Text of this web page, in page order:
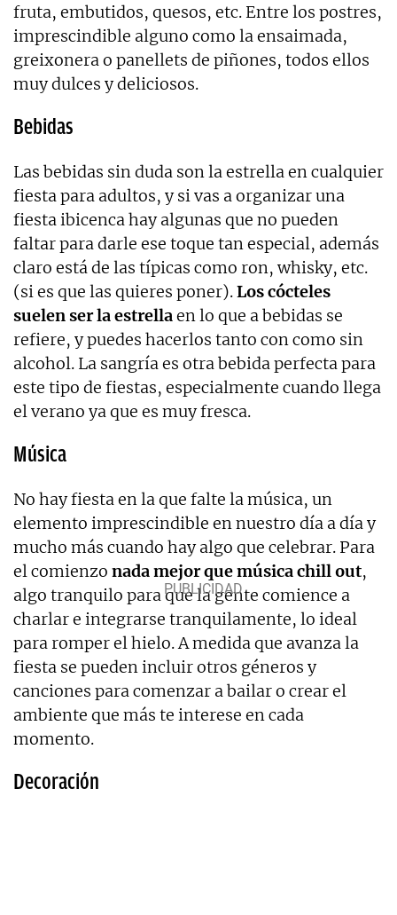
fruta, embutidos, quesos, etc. Entre los postres,
imprescindible alguno como la ensaimada,
greixonera o panellets de piñones, todos ellos
muy dulces y deliciosos.
Bebidas
Las bebidas sin duda son la estrella en cualquier
fiesta para adultos, y si vas a organizar una
fiesta ibicenca hay algunas que no pueden
faltar para darle ese toque tan especial, además
claro está de las típicas como ron, whisky, etc.
(si es que las quieres poner).Los cócteles
suelen ser la estrellaen lo que a bebidas se
refiere, y puedes hacerlos tanto con como sin
alcohol. La sangría es otra bebida perfecta para
este tipo de fiestas, especialmente cuando llega
el verano ya que es muy fresca.
Música
No hay fiesta en la que falte la música, un
elemento imprescindible en nuestro día a día y
mucho más cuando hay algo que celebrar. Para
el comienzo nada mejor que música chill out,
algo tranquilo para que la gente comience a
charlar e integrarse tranquilamente, lo ideal
para romper el hielo. A medida que avanza la
fiesta se pueden incluir otros géneros y
canciones para comenzar a bailar o crear el
ambiente que más te interese en cada
momento.
Decoración